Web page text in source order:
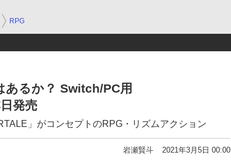
RPG
あるか？ Switch/PC用
発売
」がコンセプトのRPG・リズムアクション
岩瀬賢斗 2021年3月5日 00:00